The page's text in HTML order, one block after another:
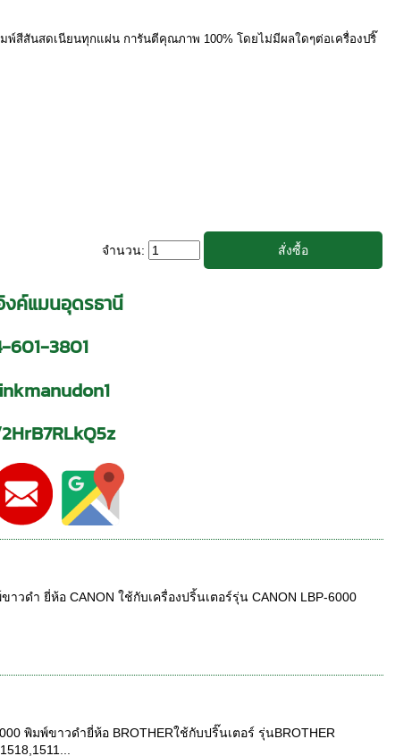
สีสันสดเนียนทุกแผ่น การันตีคุณภาพ 100% โดยไม่มีผลใดๆต่อเครื่องปริ๊
จำนวน:
ค์แมนอุดรธานี
601-3801
วดำ ยี่ห้อ CANON ใช้กับเครื่องปริ้นเตอร์รุ่น CANON LBP-6000
พิมพ์ขาวดำยี่ห้อ BROTHERใช้กับปริ๊นเตอร์ รุ่นBROTHER